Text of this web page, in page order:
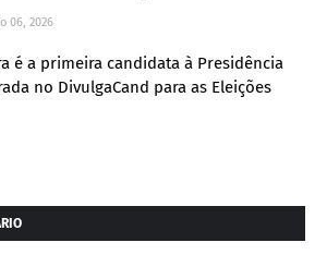
06, 2026
é a primeira candidata à Presidência
no DivulgaCand para as Eleições